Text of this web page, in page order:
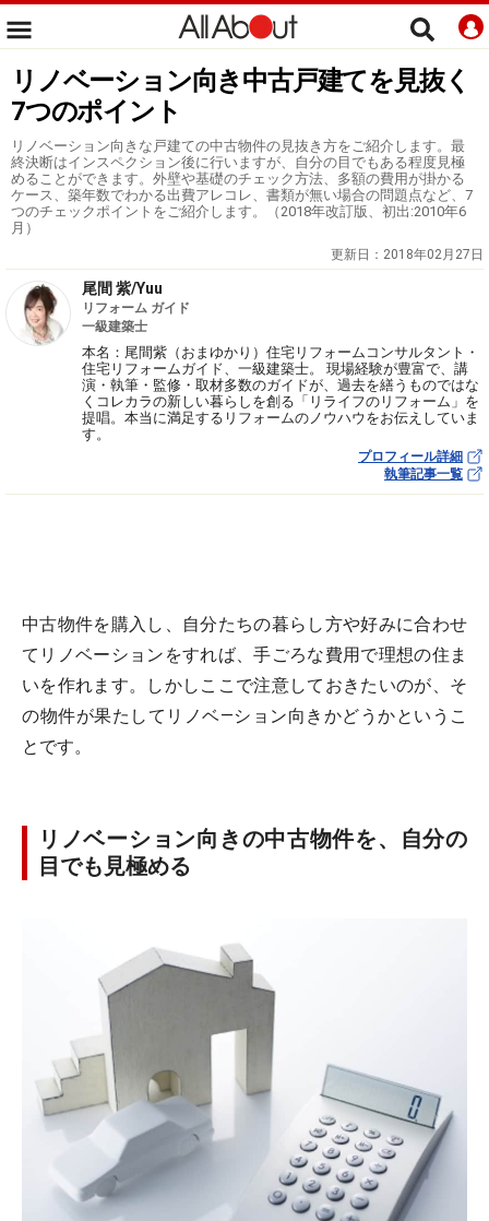
リノベーション向き中古戸建てを見抜く
7つのポイント
リノベーション向きな戸建ての中古物件の見抜き方をご紹介します。最
終決断はインスペクション後に行いますが、自分の目でもある程度見極
めることができます。外壁や基礎のチェック方法、多額の費用が掛かる
ケース、築年数でわかる出費アレコレ、書類が無い場合の問題点など、7
つのチェックポイントをご紹介します。（2018年改訂版、初出:2010年6
月）
更新日： 2018年02月27日
尾間 紫/Yuu
リフォーム ガイド
一級建築士
本名：尾間紫（おまゆかり）住宅リフォームコンサルタント・
住宅リフォームガイド、一級建築士。 現場経験が豊富で、講
演・執筆・監修・取材多数のガイドが、過去を繕うものではな
くコレカラの新しい暮らしを創る「リライフのリフォーム」を
提唱。本当に満足するリフォームのノウハウをお伝えしていま
す。
プロフィール詳細
執筆記事一覧
中古物件を購入し、自分たちの暮らし方や好みに合わせ
てリノベーションをすれば、手ごろな費用で理想の住ま
いを作れます。しかしここで注意しておきたいのが、そ
の物件が果たしてリノベ—ション向きかどうかというこ
とです。
リノベーション向きの中古物件を、自分の
目でも見極める